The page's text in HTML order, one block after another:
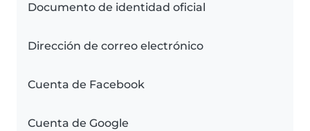
Documento de identidad oficial
Dirección de correo electrónico
Cuenta de Facebook
Cuenta de Google